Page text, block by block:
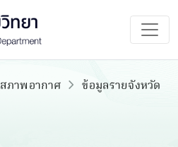
สภาพอากาศ
ข้อมูลรายจังหวัด